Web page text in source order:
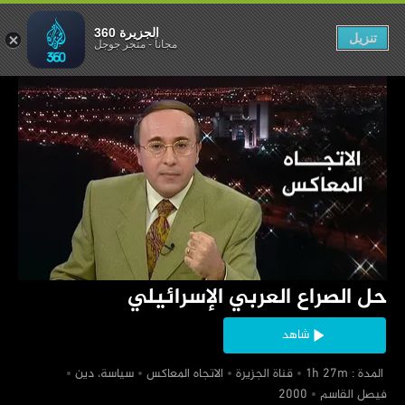
‏حل الصراع العربي الإسرائيلي
شاهد
‏ المدة : 1h 27m
‏قناة الجزيرة ‏الاتجاه المعاكس
‏سياسة، دين
‏فيصل القاسم
الإسرائيلي
الجزيرة 360
مجاناً-متجر جوجل تنزيل